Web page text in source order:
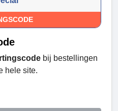
bij bestellingen
hele site.